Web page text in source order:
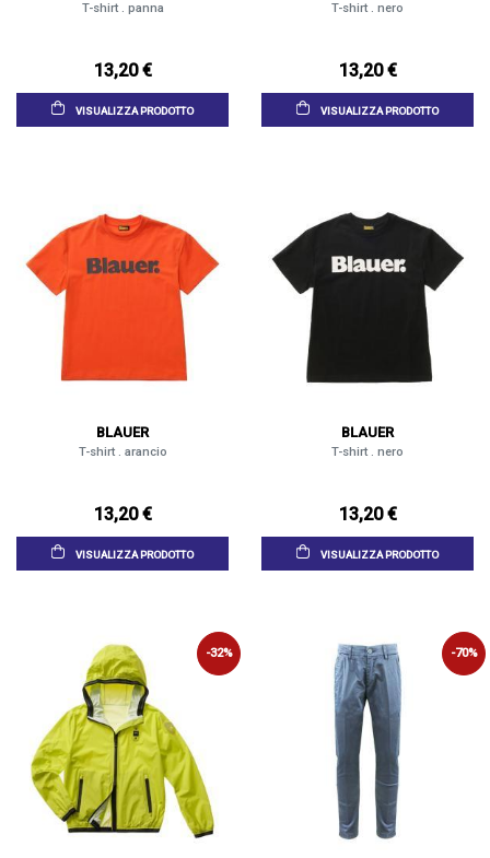
T-shirt . panna
13,20 €
VISUALIZZA PRODOTTO
T-shirt . nero
13,20 €
VISUALIZZA PRODOTTO
BLAUER
T-shirt . arancio
13,20 €
VISUALIZZA PRODOTTO
BLAUER
T-shirt . nero
13,20 €
VISUALIZZA PRODOTTO
-32% -70%